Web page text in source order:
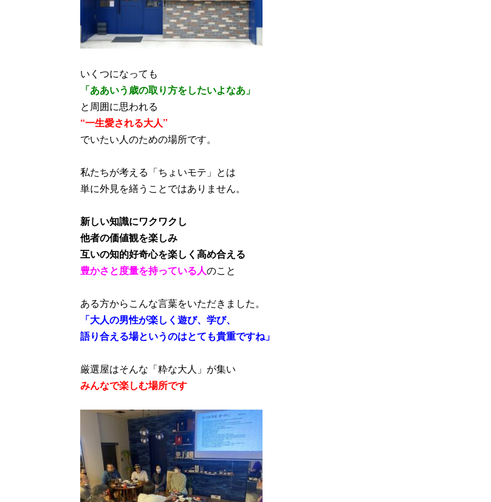
いくつになっても
「ああいう歳の取り方をしたいよなあ」
と周囲に思われる
“一生愛される大人”
でいたい人のための場所です。
私たちが考える「ちょいモテ」とは
単に外見を繕うことではありません。
新しい知識にワクワクし
他者の価値観を楽しみ
互いの知的好奇心を楽しく高め合える
豊かさと度量を持っている人のこと
ある方からこんな言葉をいただきました。
「大人の男性が楽しく遊び、学び、
語り合える場というのはとても貴重ですね」
厳選屋はそんな「粋な大人」が集い
みんなで楽しむ場所です